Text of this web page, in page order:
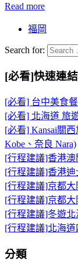
Read more
福岡
Search for:
[必看]快速連結
[必看] 台中美食
[必看] 北海道 旅
[必看] Kansai關
Kobe、奈良 Nara)
[行程建議]香港
[行程建議]香港
[行程建議]京都
[行程建議]京都
[行程建議]冬遊
[行程建議]北海
分類